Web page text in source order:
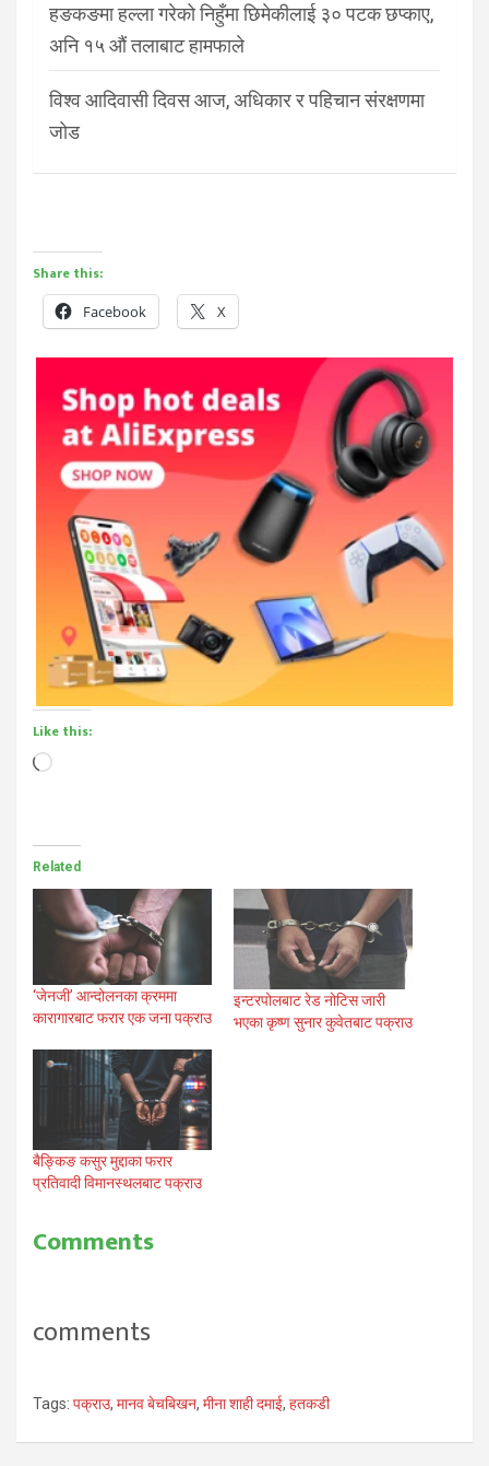
हङकङमा हल्ला गरेको निहुँमा छिमेकीलाई ३० पटक छप्काए,
अनि १५ औं तलाबाट हामफाले
विश्व आदिवासी दिवस आज, अधिकार र पहिचान संरक्षणमा
जोड
Share this:
Facebook X
Like this:
Loading…
Related
‘जेनजी’ आन्दोलनका क्रममा
कारागारबाट फरार एक जना पक्राउ
इन्टरपोलबाट रेड नोटिस जारी
भएका कृष्ण सुनार कुवेतबाट पक्राउ
बैङ्किङ कसुर मुद्दाका फरार
प्रतिवादी विमानस्थलबाट पक्राउ
Comments
comments
Tags: पक्राउ, मानव बेचबिखन, मीना शाही दमाई, हतकडी